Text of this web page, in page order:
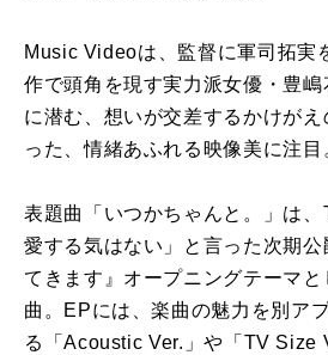
Music Videoは、監督に軍司拓実
作で頭角を現す実力派女優・豊
に潜む、想いが交差するかけが
った、情緒あふれる映像美に注目
表題曲「いつかちゃんと。」は
愛する気はない」と言った次期
てきます』オープニングテーマ
曲。EPには、楽曲の魅力を別ア
る「Acoustic Ver.」や「TV Size